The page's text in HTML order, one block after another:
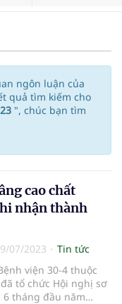
ngôn luận của
quả tìm kiếm cho
", chúc bạn tìm
cao chất
nhận thành
07/2023
Tin tức
viện 30-4 thuộc
tổ chức Hội nghị sơ
6 tháng đầu năm